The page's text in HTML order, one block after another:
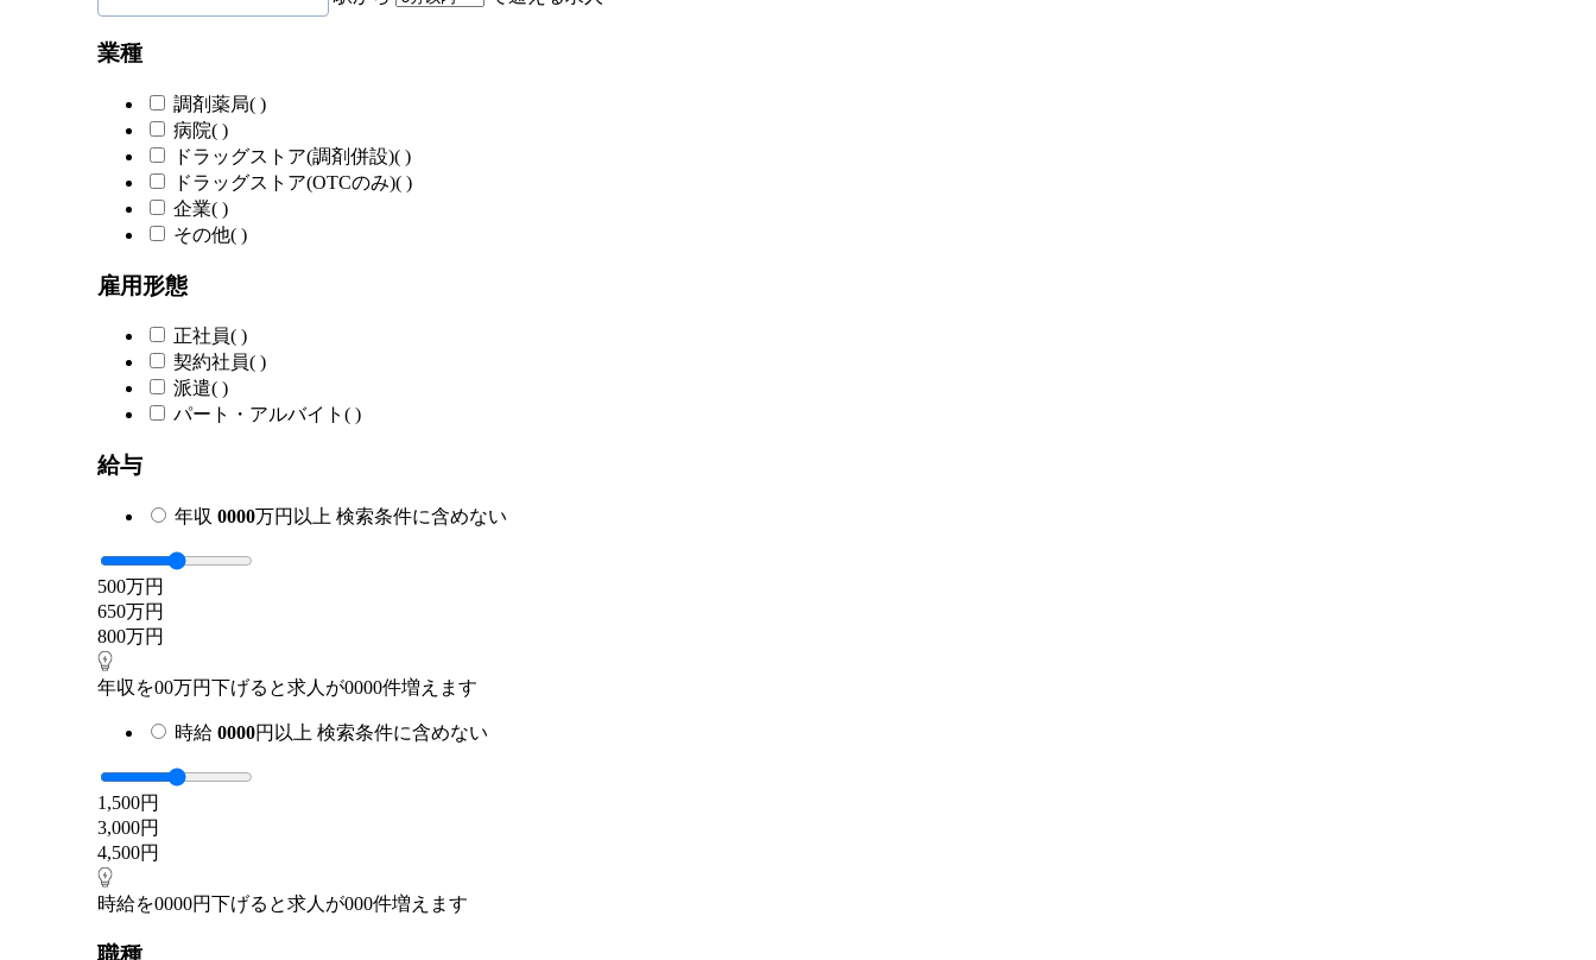
業種
調剤薬局( )
病院( )
ドラッグストア(調剤併設)( )
ドラッグストア(OTCのみ)( )
企業( )
その他( )
雇用形態
正社員( )
契約社員( )
派遣( )
パート・アルバイト ( )
給与
年収 0000万円以上 検索条件に含めない
500万円
650万円
800万円
年収を00万円下げると求人が0000件増えます
時給 0000円以上 検索条件に含めない
1,500円
3,000円
4,500円
時給を0000円下げると求人が000件増えます
職種